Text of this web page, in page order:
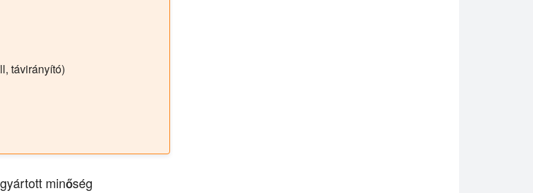
távirányító)
minőség